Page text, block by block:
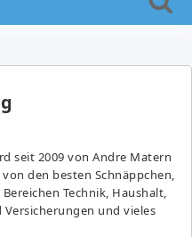
seit 2009 von Andre Matern
den besten Schnäppchen,
Technik, Haushalt,
und vieles